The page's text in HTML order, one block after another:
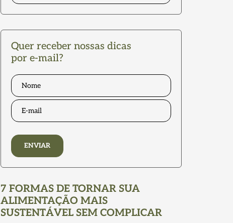
Quer receber nossas dicas
por e-mail?
ENVIAR
7 FORMAS DE TORNAR SUA
ALIMENTAÇÃO MAIS
SUSTENTÁVEL SEM COMPLICAR